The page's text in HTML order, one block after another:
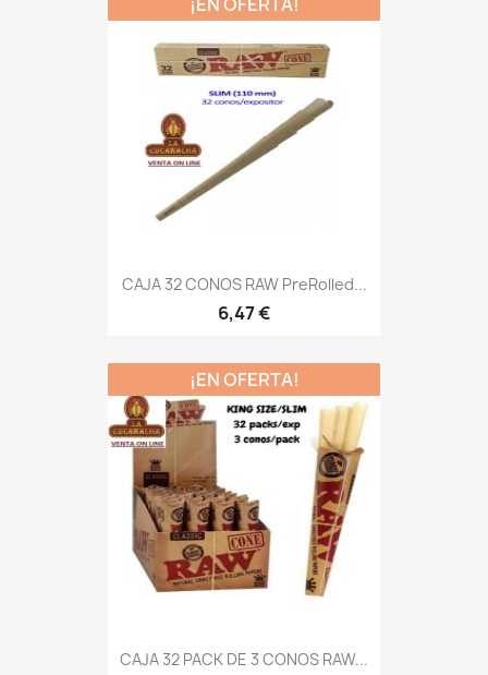
CAJA 32 CONOS RAW PreRolled...
6,47 €
CAJA 32 PACK DE 3 CONOS RAW...
¡EN OFERTA!